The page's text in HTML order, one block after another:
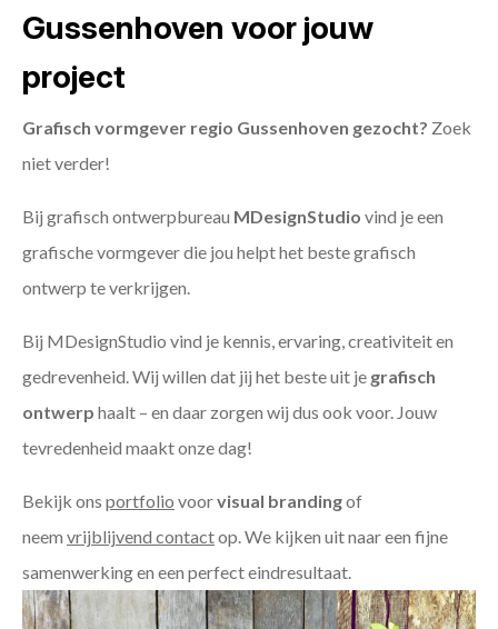
Gussenhoven voor jouw
project
Grafisch vormgever regio Gussenhoven gezocht? Zoek
niet verder!
Bij grafisch ontwerpbureau MDesignStudio vind je een
grafische vormgever die jou helpt het beste grafisch
ontwerp te verkrijgen.
Bij MDesignStudio vind je kennis, ervaring, creativiteit en
gedrevenheid. Wij willen dat jij het beste uit je grafisch
ontwerp haalt – en daar zorgen wij dus ook voor. Jouw
tevredenheid maakt onze dag!
Bekijk ons portfolio voorvisual brandingof
neem vrijblijvend contactop. We kijken uit naar een fijne
samenwerking en een perfect eindresultaat.